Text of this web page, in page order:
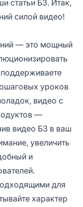
статьи БЗ. Итак,
силой видео!
— это мощный
поддерживаете
уроков
видео с
—
видео БЗ в ваш
увеличить
и
для
характер